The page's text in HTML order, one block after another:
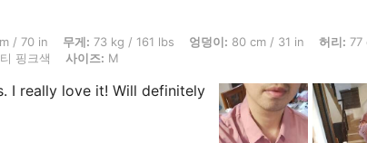
in, 무게: 73 kg / 161 lbs, 엉덩이: 80 cm / 31 in, 허리: 77 cm / 30 in, 흉상:
/ 70 in 무게: 73 kg / 161 lbs 엉덩이: 80 cm / 31 in 허리: 77
핑크색 사이즈: M
I really love it! Will definitely